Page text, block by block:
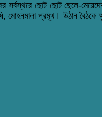
ছোট ছোট ছেলে-মেয়েদের
প্রমূখ। উঠান বৈঠকে